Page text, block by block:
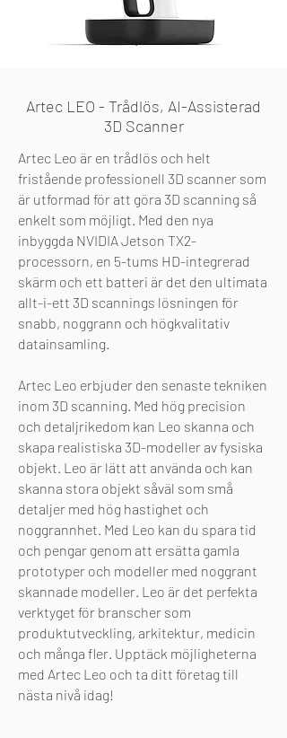
Artec LEO - Trådlös, AI-Assisterad
3D Scanner
Artec Leo är en trådlös och helt
fristående professionell 3D scanner som
är utformad för att göra 3D scanning så
enkelt som möjligt. Med den nya
inbyggda NVIDIA Jetson TX2-
processorn, en 5-tums HD-integrerad
skärm och ett batteri är det den ultimata
allt-i-ett 3D scannings lösningen för
snabb, noggrann och högkvalitativ
datainsamling.
Artec Leo erbjuder den senaste tekniken
inom 3D scanning. Med hög precision
och detaljrikedom kan Leo skanna och
skapa realistiska 3D-modeller av fysiska
objekt. Leo är lätt att använda och kan
skanna stora objekt såväl som små
detaljer med hög hastighet och
noggrannhet. Med Leo kan du spara tid
och pengar genom att ersätta gamla
prototyper och modeller med noggrant
skannade modeller. Leo är det perfekta
verktyget för branscher som
produktutveckling, arkitektur, medicin
och många fler. Upptäck möjligheterna
med Artec Leo och ta ditt företag till
nästa nivå idag!